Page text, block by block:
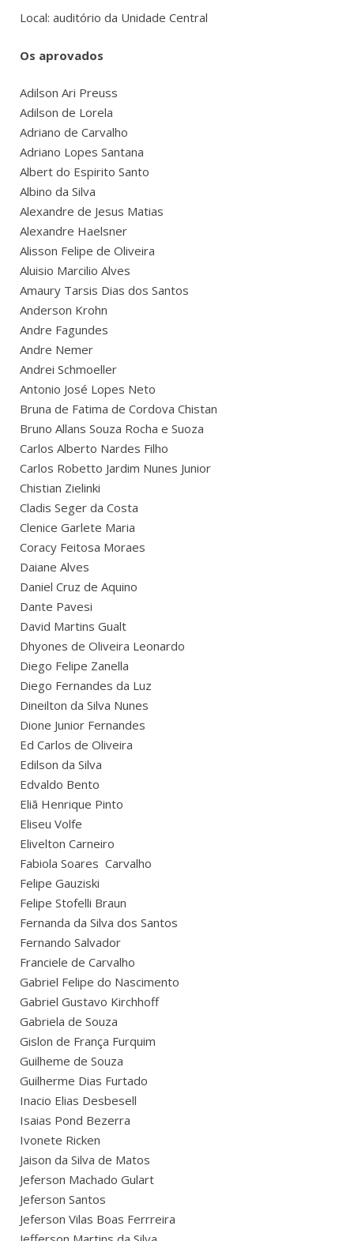
Local: auditório da Unidade Central
Os aprovados
Adilson Ari Preuss
Adilson de Lorela
Adriano de Carvalho
Adriano Lopes Santana
Albert do Espirito Santo
Albino da Silva
Alexandre de Jesus Matias
Alexandre Haelsner
Alisson Felipe de Oliveira
Aluisio Marcilio Alves
Amaury Tarsis Dias dos Santos
Anderson Krohn
Andre Fagundes
Andre Nemer
Andrei Schmoeller
Antonio José Lopes Neto
Bruna de Fatima de Cordova Chistan
Bruno Allans Souza Rocha e Suoza
Carlos Alberto Nardes Filho
Carlos Robetto Jardim Nunes Junior
Chistian Zielinki
Cladis Seger da Costa
Clenice Garlete Maria
Coracy Feitosa Moraes
Daiane Alves
Daniel Cruz de Aquino
Dante Pavesi
David Martins Gualt
Dhyones de Oliveira Leonardo
Diego Felipe Zanella
Diego Fernandes da Luz
Dineilton da Silva Nunes
Dione Junior Fernandes
Ed Carlos de Oliveira
Edilson da Silva
Edvaldo Bento
Eliã Henrique Pinto
Eliseu Volfe
Elivelton Carneiro
Fabiola Soares Carvalho
Felipe Gauziski
Felipe Stofelli Braun
Fernanda da Silva dos Santos
Fernando Salvador
Franciele de Carvalho
Gabriel Felipe do Nascimento
Gabriel Gustavo Kirchhoff
Gabriela de Souza
Gislon de França Furquim
Guilheme de Souza
Guilherme Dias Furtado
Inacio Elias Desbesell
Isaias Pond Bezerra
Ivonete Ricken
Jaison da Silva de Matos
Jeferson Machado Gulart
Jeferson Santos
Jeferson Vilas Boas Ferrreira